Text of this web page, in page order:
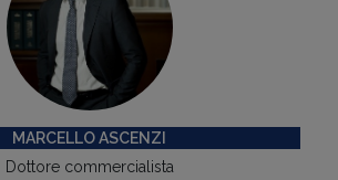
MARCELLO ASCENZI
Dottore commercialista